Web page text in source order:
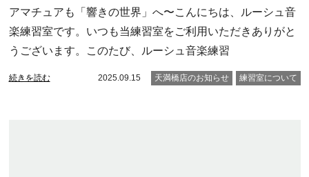
アマチュアも「響きの世界」へ〜こんにちは、ルーシュ音
楽練習室です。いつも当練習室をご利用いただきありがと
うございます。このたび、ルーシュ音楽練習
続きを読む 2025.09.15 天満橋店のお知らせ 練習室について